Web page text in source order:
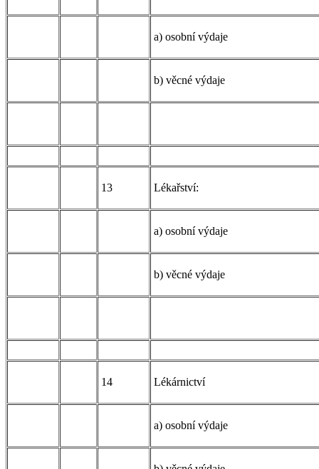
a) osobní výdaje
b) věcné výdaje
13 Lékařství:
a) osobní výdaje
b) věcné výdaje
14 Lékárnictví
a) osobní výdaje